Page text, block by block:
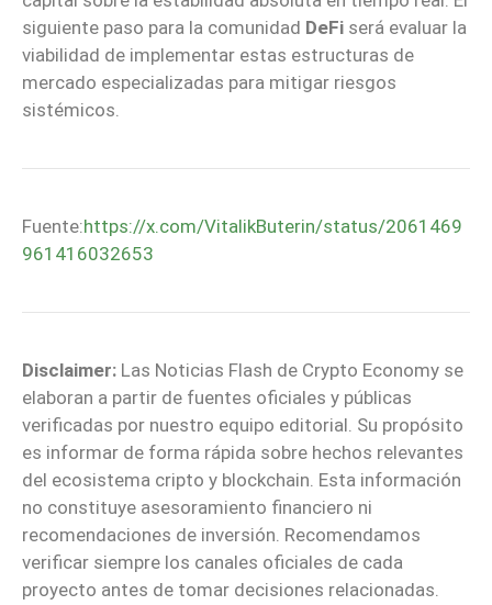
siguiente paso para la comunidad DeFi será evaluar la
viabilidad de implementar estas estructuras de
mercado especializadas para mitigar riesgos
sistémicos.
Fuente:https://x.com/VitalikButerin/status/2061469
961416032653
Disclaimer: Las Noticias Flash de Crypto Economy se
elaboran a partir de fuentes oficiales y públicas
verificadas por nuestro equipo editorial. Su propósito
es informar de forma rápida sobre hechos relevantes
del ecosistema cripto y blockchain. Esta información
no constituye asesoramiento financiero ni
recomendaciones de inversión. Recomendamos
verificar siempre los canales oficiales de cada
proyecto antes de tomar decisiones relacionadas.